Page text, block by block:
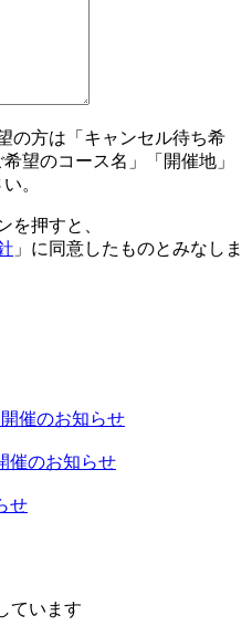
の方は「キャンセル待ち希
望のコース名」「開催地」
。
を押すと、
」に同意したものとみなしま
催のお知らせ
催のお知らせ
せ
ています